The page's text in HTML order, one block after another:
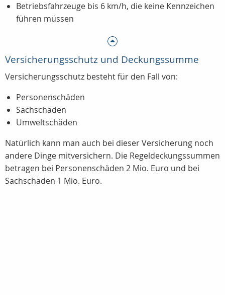
Betriebsfahrzeuge bis 6 km/h, die keine Kennzeichen
führen müssen
Versicherungsschutz und Deckungssumme
Versicherungsschutz besteht für den Fall von:
Personenschäden
Sachschäden
Umweltschäden
Natürlich kann man auch bei dieser Versicherung noch
andere Dinge mitversichern. Die Regeldeckungssummen
betragen bei Personenschäden 2 Mio. Euro und bei
Sachschäden 1 Mio. Euro.